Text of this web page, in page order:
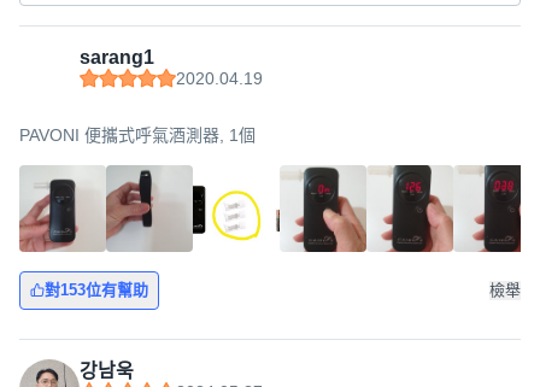
sarang1
2020.04.19
PAVONI 便攜式呼氣酒測器, 1個
對153位有幫助 檢舉
강남욱